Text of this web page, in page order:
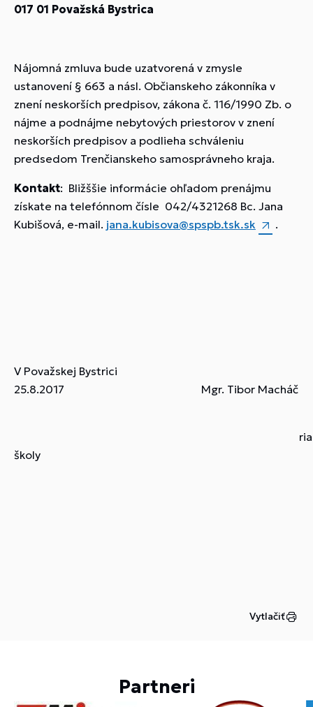
017 01 Považská Bystrica
Nájomná zmluva bude uzatvorená v zmysle
ustanovení § 663 a násl. Občianskeho zákonníka v
znení neskorších predpisov, zákona č. 116/1990 Zb. o
nájme a podnájme nebytových priestorov v znení
neskorších predpisov a podlieha schváleniu
predsedom Trenčianskeho samosprávneho kraja.
Kontakt: Bližššie informácie ohľadom prenájmu
získate na telefónnom čísle 042/4321268 Bc. Jana
Kubišová, e-mail. jana.kubisova@spspb.tsk.sk .
V Považskej Bystrici
25.8.2017 Mgr. Tibor Macháč
školy
Vytlačiť
Partneri